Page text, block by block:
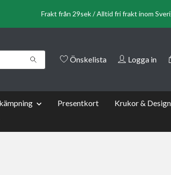
Frakt från 29sek / Alltid fri frakt inom
Önskelista Logga in
Presentkort
Krukor & Design